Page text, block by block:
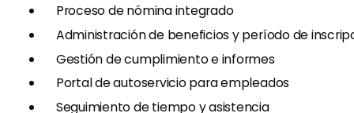
Proceso de nómina integrado
Administración de beneficios y período de
Gestión de cumplimiento e informes
Portal de autoservicio para empleados
Seguimiento de tiempo y asistencia